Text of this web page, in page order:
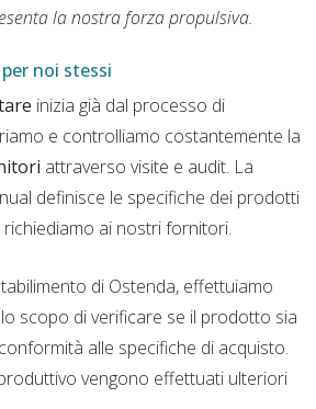
la nostra forza propulsiva.
noi stessi
inizia già dal processo di
e controlliamo costantemente la
attraverso visite e audit. La
definisce le specifiche dei prodotti
ai nostri fornitori.
di Ostenda, effettuiamo
scopo di verificare se il prodotto sia
alle specifiche di acquisto.
vengono effettuati ulteriori